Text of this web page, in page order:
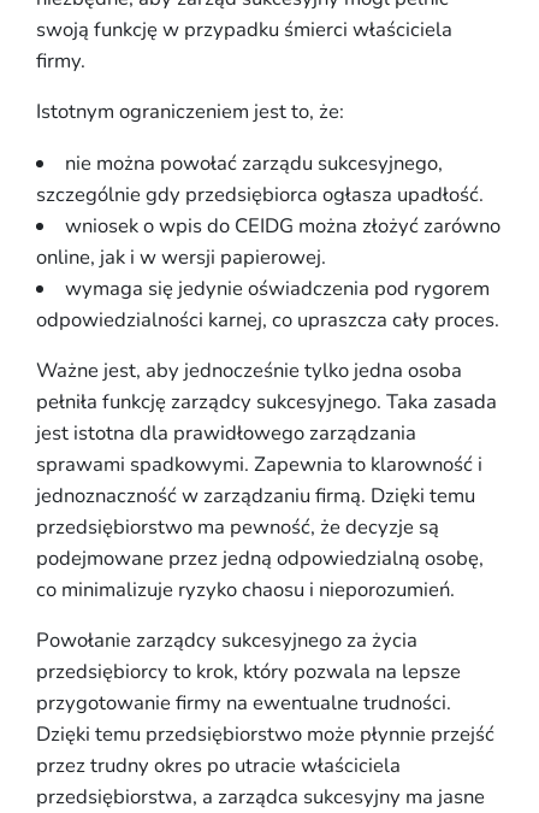
swoją funkcję w przypadku śmierci właściciela
firmy.
Istotnym ograniczeniem jest to, że:
nie można powołać zarządu sukcesyjnego,
szczególnie gdy przedsiębiorca ogłasza upadłość.
wniosek o wpis do CEIDG można złożyć zarówno
online, jak i w wersji papierowej.
wymaga się jedynie oświadczenia pod rygorem
odpowiedzialności karnej, co upraszcza cały proces.
Ważne jest, aby jednocześnie tylko jedna osoba
pełniła funkcję zarządcy sukcesyjnego. Taka zasada
jest istotna dla prawidłowego zarządzania
sprawami spadkowymi. Zapewnia to klarowność i
jednoznaczność w zarządzaniu firmą. Dzięki temu
przedsiębiorstwo ma pewność, że decyzje są
podejmowane przez jedną odpowiedzialną osobę,
co minimalizuje ryzyko chaosu i nieporozumień.
Powołanie zarządcy sukcesyjnego za życia
przedsiębiorcy to krok, który pozwala na lepsze
przygotowanie firmy na ewentualne trudności.
Dzięki temu przedsiębiorstwo może płynnie przejść
przez trudny okres po utracie właściciela
przedsiębiorstwa, a zarządca sukcesyjny ma jasne